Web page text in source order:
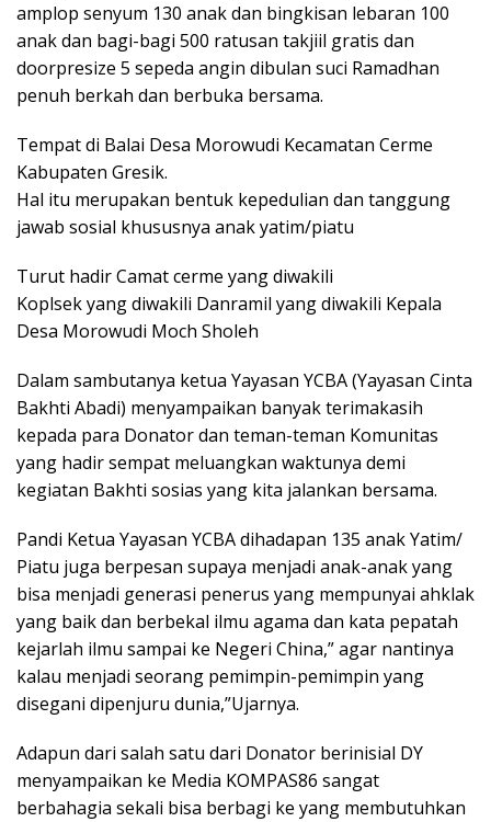
amplop senyum 130 anak dan bingkisan lebaran 100
anak dan bagi-bagi 500 ratusan takjiil gratis dan
doorpresize 5 sepeda angin dibulan suci Ramadhan
penuh berkah dan berbuka bersama.
Tempat di Balai Desa Morowudi Kecamatan Cerme
Kabupaten Gresik.
Hal itu merupakan bentuk kepedulian dan tanggung
jawab sosial khususnya anak yatim/piatu
Turut hadir Camat cerme yang diwakili
Koplsek yang diwakili Danramil yang diwakili Kepala
Desa Morowudi Moch Sholeh
Dalam sambutanya ketua Yayasan YCBA (Yayasan Cinta
Bakhti Abadi) menyampaikan banyak terimakasih
kepada para Donator dan teman-teman Komunitas
yang hadir sempat meluangkan waktunya demi
kegiatan Bakhti sosias yang kita jalankan bersama.
Pandi Ketua Yayasan YCBA dihadapan 135 anak Yatim/
Piatu juga berpesan supaya menjadi anak-anak yang
bisa menjadi generasi penerus yang mempunyai ahklak
yang baik dan berbekal ilmu agama dan kata pepatah
kejarlah ilmu sampai ke Negeri China,” agar nantinya
kalau menjadi seorang pemimpin-pemimpin yang
disegani dipenjuru dunia,”Ujarnya.
Adapun dari salah satu dari Donator berinisial DY
menyampaikan ke Media KOMPAS86 sangat
berbahagia sekali bisa berbagi ke yang membutuhkan